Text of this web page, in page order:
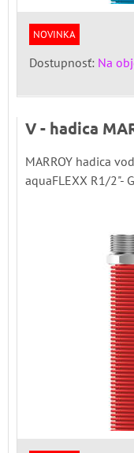
NOVINKA
Dostupnosť: Na
V - hadica
MARROY hadica
aquaFLEXX R1/2"-